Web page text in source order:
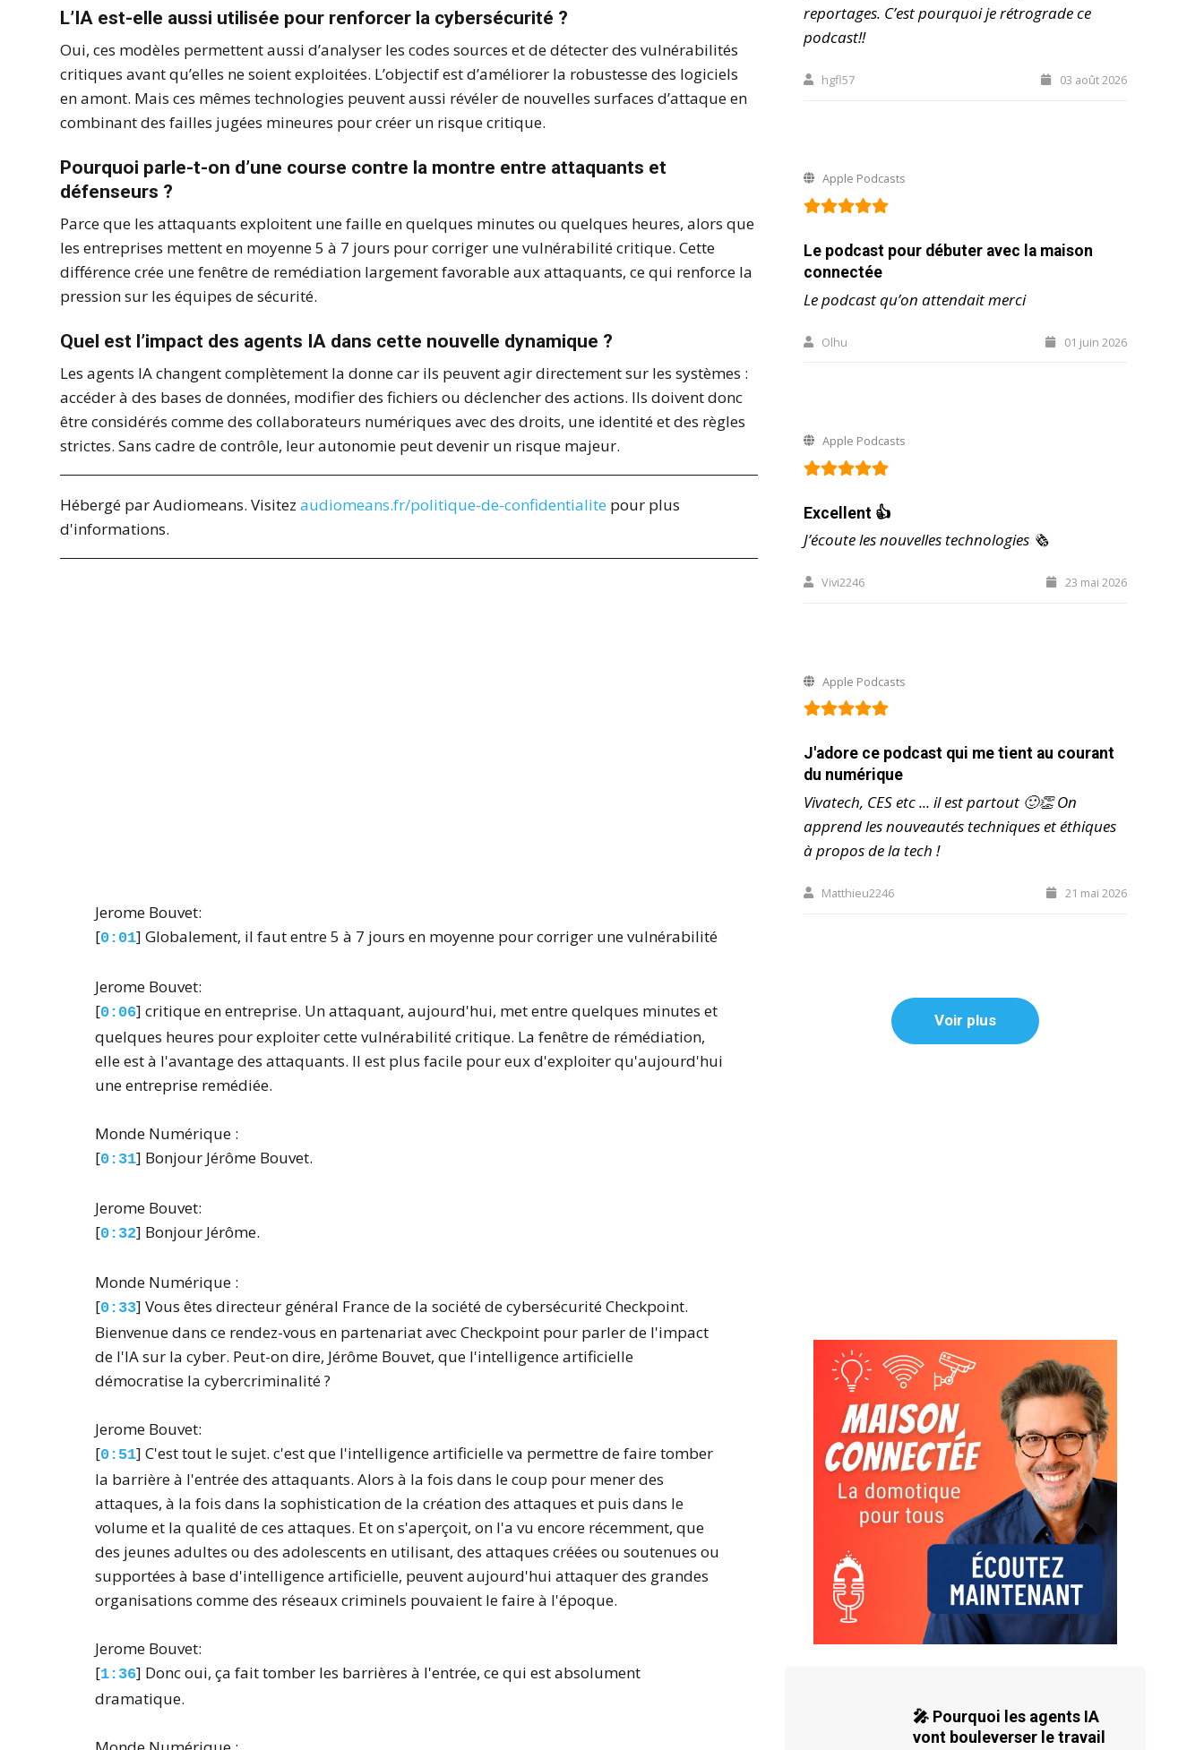
L’IA est-elle aussi utilisée pour renforcer la cybersécurité ?
Oui, ces modèles permettent aussi d’analyser les codes sources et de détecter des vulnérabilités
critiques avant qu’elles ne soient exploitées. L’objectif est d’améliorer la robustesse des logiciels
en amont. Mais ces mêmes technologies peuvent aussi révéler de nouvelles surfaces d’attaque en
combinant des failles jugées mineures pour créer un risque critique.
Pourquoi parle-t-on d’une course contre la montre entre attaquants et
défenseurs ?
Parce que les attaquants exploitent une faille en quelques minutes ou quelques heures, alors que
les entreprises mettent en moyenne 5 à 7 jours pour corriger une vulnérabilité critique. Cette
différence crée une fenêtre de remédiation largement favorable aux attaquants, ce qui renforce la
pression sur les équipes de sécurité.
Quel est l’impact des agents IA dans cette nouvelle dynamique ?
Les agents IA changent complètement la donne car ils peuvent agir directement sur les systèmes :
accéder à des bases de données, modifier des fichiers ou déclencher des actions. Ils doivent donc
être considérés comme des collaborateurs numériques avec des droits, une identité et des règles
strictes. Sans cadre de contrôle, leur autonomie peut devenir un risque majeur.
Hébergé par Audiomeans. Visitezaudiomeans.fr/politique-de-confidentialite pour plus
d'informations.
Jerome Bouvet:
[0:01] Globalement, il faut entre 5 à 7 jours en moyenne pour corriger une vulnérabilité
Jerome Bouvet:
[0:06] critique en entreprise. Un attaquant, aujourd'hui, met entre quelques minutes et
quelques heures pour exploiter cette vulnérabilité critique. La fenêtre de rémédiation,
elle est à l'avantage des attaquants. Il est plus facile pour eux d'exploiter qu'aujourd'hui
une entreprise remédiée.
Monde Numérique :
[0:31] Bonjour Jérôme Bouvet.
Jerome Bouvet:
[0:32] Bonjour Jérôme.
Monde Numérique :
[0:33] Vous êtes directeur général France de la société de cybersécurité Checkpoint.
Bienvenue dans ce rendez-vous en partenariat avec Checkpoint pour parler de l'impact
de l'IA sur la cyber. Peut-on dire, Jérôme Bouvet, que l'intelligence artificielle
démocratise la cybercriminalité ?
Jerome Bouvet:
[0:51] C'est tout le sujet. c'est que l'intelligence artificielle va permettre de faire tomber
la barrière à l'entrée des attaquants. Alors à la fois dans le coup pour mener des
attaques, à la fois dans la sophistication de la création des attaques et puis dans le
volume et la qualité de ces attaques. Et on s'aperçoit, on l'a vu encore récemment, que
des jeunes adultes ou des adolescents en utilisant, des attaques créées ou soutenues ou
supportées à base d'intelligence artificielle, peuvent aujourd'hui attaquer des grandes
organisations comme des réseaux criminels pouvaient le faire à l'époque.
Jerome Bouvet:
[1:36] Donc oui, ça fait tomber les barrières à l'entrée, ce qui est absolument
dramatique.
reportages. C’est pourquoi je rétrograde ce
podcast!!
hgfl57 03 août 2026
Apple Podcasts
Le podcast pour débuter avec la maison
connectée
Le podcast qu’on attendait merci
Olhu 01 juin 2026
Apple Podcasts
Excellent 👍
J’écoute les nouvelles technologies 🗞️
Vivi2246 23 mai 2026
Apple Podcasts
J'adore ce podcast qui me tient au courant
du numérique
Vivatech, CES etc ... il est partout 🙂👏 On
apprend les nouveautés techniques et éthiques
à propos de la tech !
Matthieu2246 21 mai 2026
Voir plus
🎤 Pourquoi les agents IA
vont bouleverser le travail